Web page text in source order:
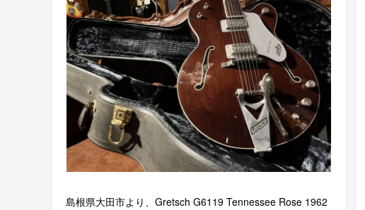
島根県大田市より、Gretsch G6119 Tennessee Rose 1962